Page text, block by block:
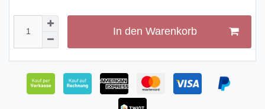
In den Warenkorb